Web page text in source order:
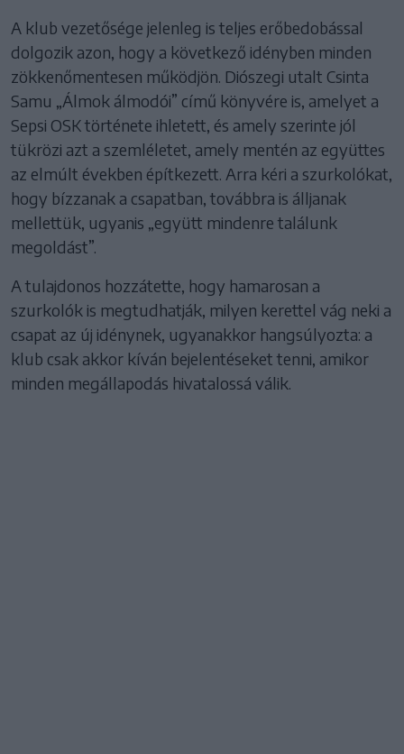
A klub vezetősége jelenleg is teljes erőbedobással
dolgozik azon, hogy a következő idényben minden
zökkenőmentesen működjön. Diószegi utalt Csinta
Samu „Álmok álmodói” című könyvére is, amelyet a
Sepsi OSK története ihletett, és amely szerinte jól
tükrözi azt a szemléletet, amely mentén az együttes
az elmúlt években építkezett. Arra kéri a szurkolókat,
hogy bízzanak a csapatban, továbbra is álljanak
mellettük, ugyanis „együtt mindenre találunk
megoldást”.
A tulajdonos hozzátette, hogy hamarosan a
szurkolók is megtudhatják, milyen kerettel vág neki a
csapat az új idénynek, ugyanakkor hangsúlyozta: a
klub csak akkor kíván bejelentéseket tenni, amikor
minden megállapodás hivatalossá válik.